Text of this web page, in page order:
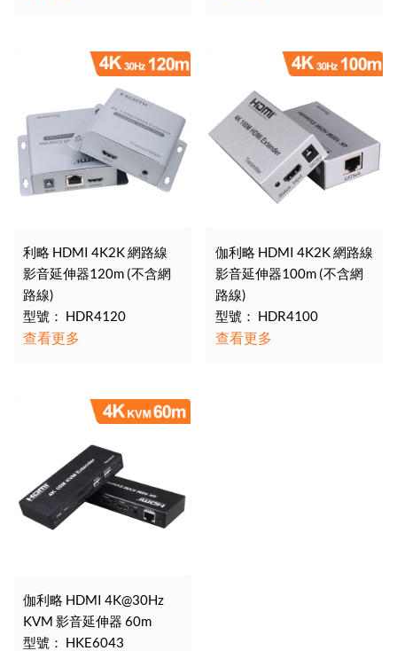
利略 HDMI 4K2K 網路線
影音延伸器120m (不含網
路線)
型號： HDR4120
查看更多
伽利略 HDMI 4K2K 網路線
影音延伸器100m (不含網
路線)
型號： HDR4100
查看更多
伽利略 HDMI 4K@30Hz
KVM 影音延伸器 60m
型號： HKE6043